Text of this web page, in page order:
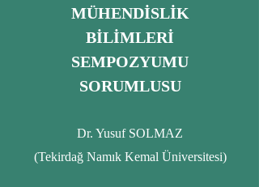
MÜHENDİSLİK
BİLİMLERİ
SEMPOZYUMU
SORUMLUSU
Dr. Yusuf SOLMAZ
(Tekirdağ Namık Kemal Üniversitesi)